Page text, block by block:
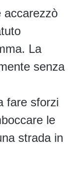
accarezzò
La
senza
fare sforzi
le
strada in